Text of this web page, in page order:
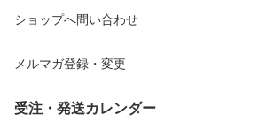
ショップへ問い合わせ
メルマガ登録・変更
受注・発送カレンダー